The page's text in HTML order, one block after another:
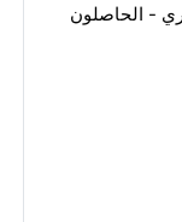
- الحاصلون